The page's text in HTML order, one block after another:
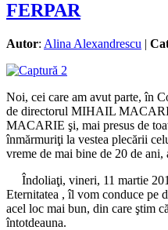
FERPAR
Autor: Alina Alexandrescu |
Noi, cei care am avut parte, în
de directorul MIHAIL
MACARIE şi, mai presus de
înmărmuriţi la vestea plecării
vreme de mai bine de 20 de ani,
Îndoliaţi, vineri, 11 martie
Eternitatea , îl vom conduce
acel loc mai bun, din care ştim
întotdeauna.